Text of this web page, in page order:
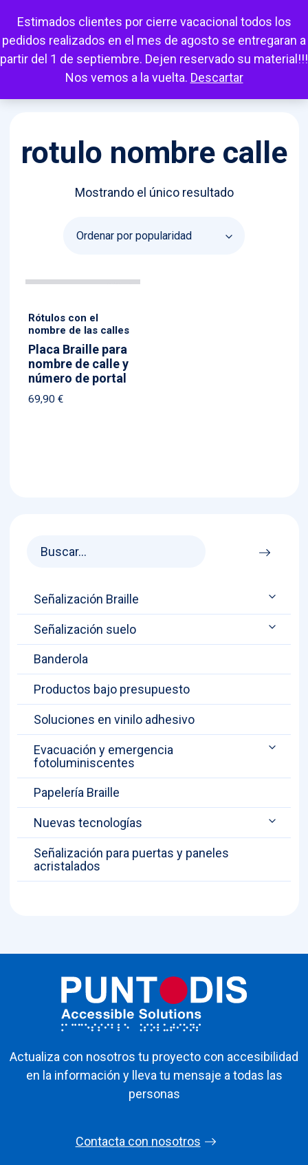
Estimados clientes por cierre vacacional todos los
pedidos realizados en el mes de agosto se entregaran a
partir del 1 de septiembre. Dejen reservado su material!!!
Nos vemos a la vuelta. Descartar
Mi cuenta Carrito Favoritos Escuchar
Señalización Braille
Señalización suelo
Banderola
Productos bajo presupuesto
Soluciones en vinilo adhesivo
Evacuación y emergencia
fotoluminiscentes
Papelería Braille
Nuevas tecnologías
Señalización para puertas y paneles
acristalados
rotulo nombre calle
Mostrando el único resultado
Rótulos con el
nombre de las calles
Placa Braille para
nombre de calle y
número de portal
69,90€
Actualiza con nosotros tu proyecto con accesibilidad
en la información y lleva tu mensaje a todas las
personas
Contacta con nosotros